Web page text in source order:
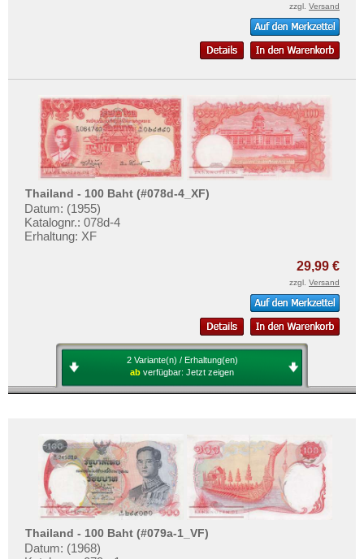
zzgl. Versand
Thailand - 100 Baht (#078d-4_XF)
Datum: (1955)
Katalognr.: 078d-4
Erhaltung: XF
29,99 €
zzgl. Versand
2 Variante(n) / Erhaltung(en)
ab verfügbar: Jetzt zeigen
Thailand - 100 Baht (#079a-1_VF)
Datum: (1968)